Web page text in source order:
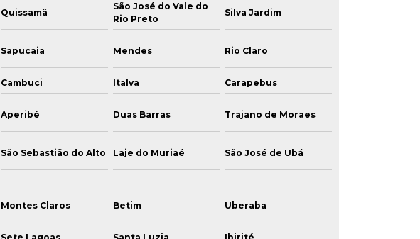
Quissamã
São José do Vale do
Rio Preto
Silva Jardim
Sapucaia Mendes Rio Claro
Cambuci Italva Carapebus
Aperibé Duas Barras Trajano de Moraes
São Sebastião do Alto Laje do Muriaé São José de Ubá
Montes Claros Betim Uberaba